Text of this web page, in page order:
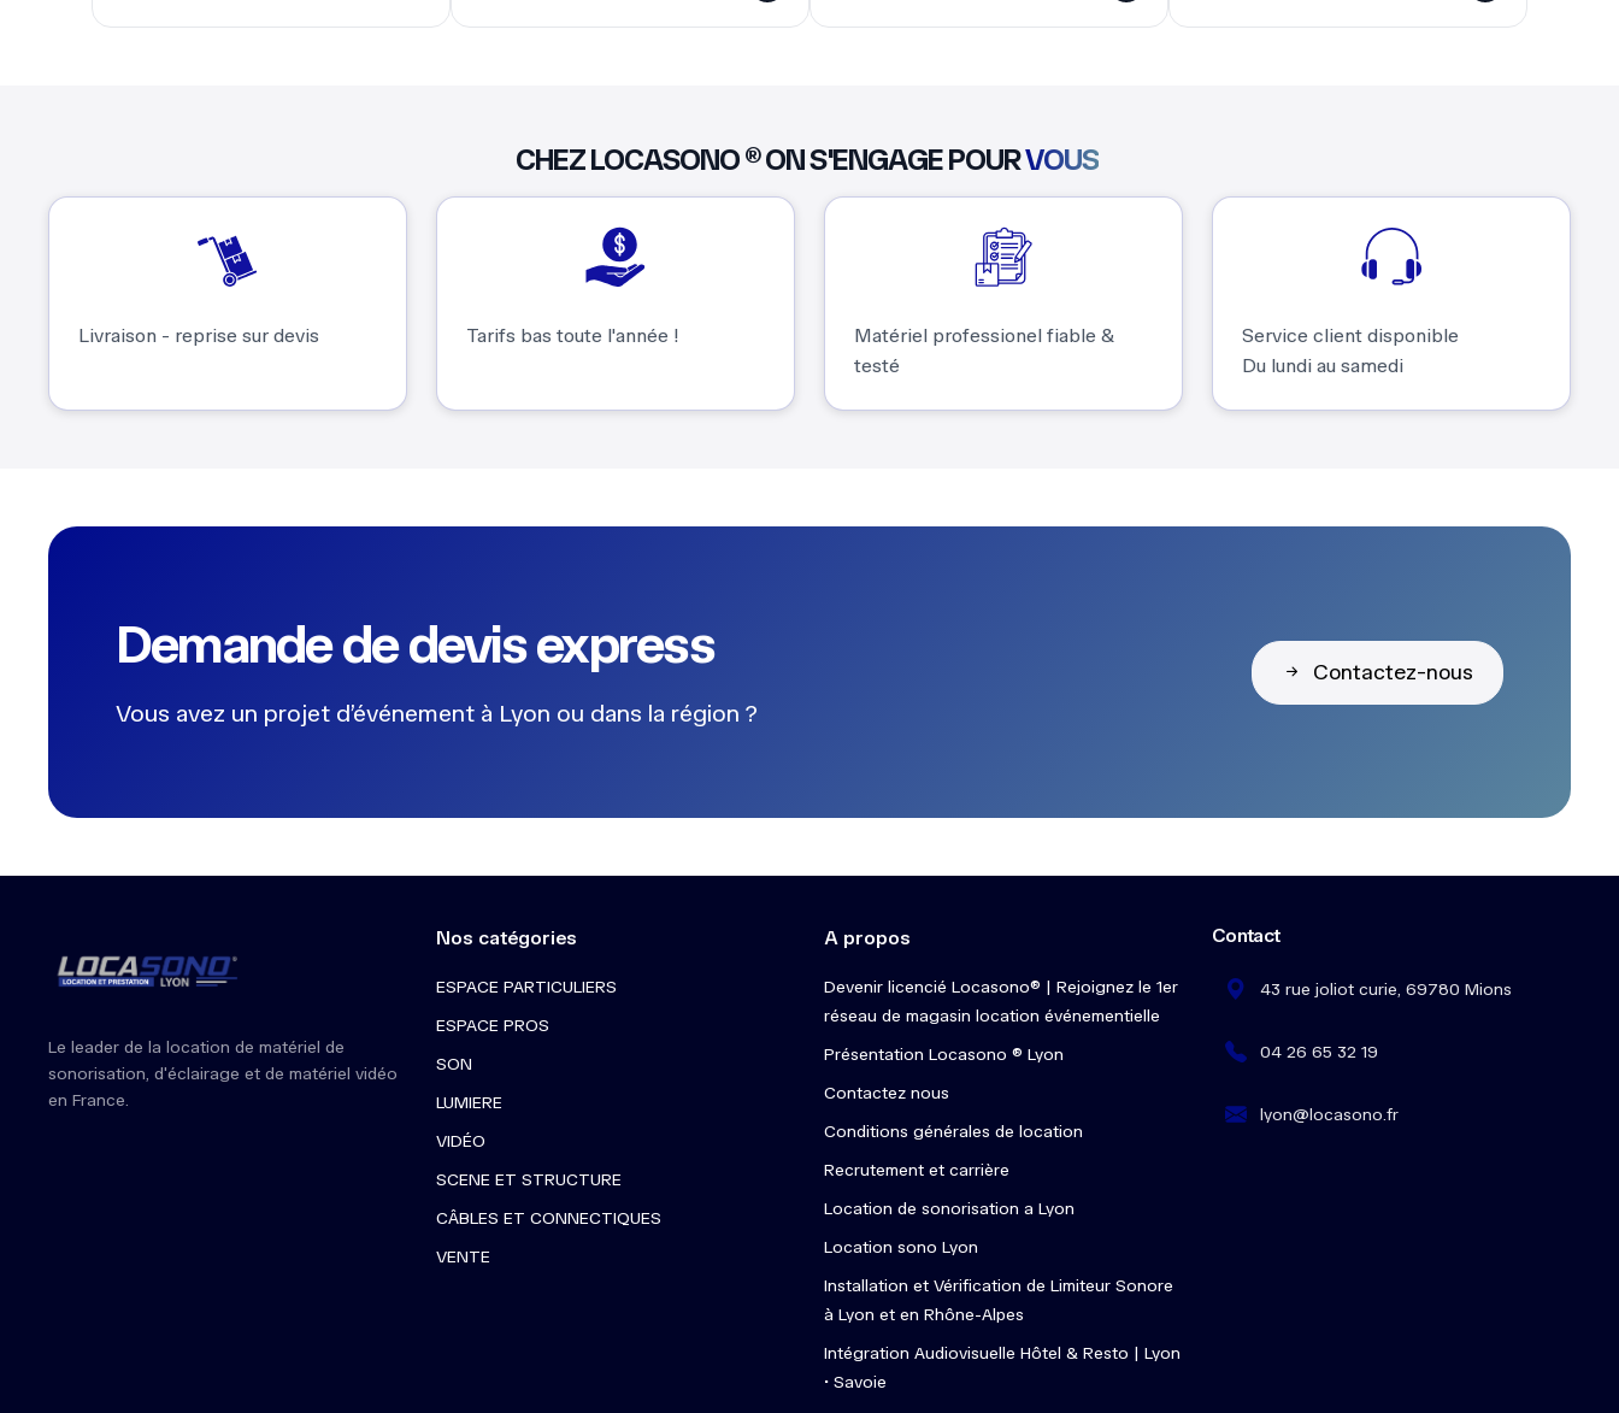
CHEZ LOCASONO ® ON S'ENGAGE POURVOUS
Livraison - reprise sur devis Tarifs bas toute l'année !
Matériel professionel fiable &
testé
Service client disponible
Du lundi au samedi
Demande de devis express
Vous avez un projet d’événement à Lyon ou dans la région ?
Contactez-nous
Le leader de la location de matériel de
sonorisation, d'éclairage et de matériel vidéo
en France.
Nos catégories
ESPACE PARTICULIERS
ESPACE PROS
SON
LUMIERE
VIDÉO
SCENE ET STRUCTURE
CÂBLES ET CONNECTIQUES
VENTE
A propos
Devenir licencié Locasono® | Rejoignez le 1er
réseau de magasin location événementielle
Présentation Locasono ® Lyon
Contactez nous
Conditions générales de location
Recrutement et carrière
Location de sonorisation a Lyon
Location sono Lyon
Installation et Vérification de Limiteur Sonore
à Lyon et en Rhône-Alpes
Intégration Audiovisuelle Hôtel & Resto | Lyon
• Savoie
Contact
43 rue joliot curie, 69780 Mions
04 26 65 32 19
lyon@locasono.fr